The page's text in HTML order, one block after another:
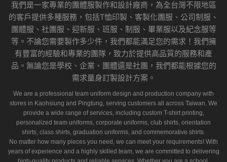
我們是一家專業的團體服製作和設計廠商，為全台灣不限地區
的客戶提供多種服務，包括T恤印製、客製化團服、公司制服、
團體服、社團服、迎新服、班服、制服、畢業服以及紀念服等
等。不論您需要製作多少件，我們都能滿足您的需求！我們擁
有豐富的經驗和專業的團隊，致力於提供高品質的服務和產
品。無論您是學校、企業、團體還是社團，我們都能根據您的
需求量身訂製設計方案。
We are a professional team uniform design and production company with
stores in Kaohsiung and Pingtung, serving customers all across Taiwan. We
provide a wide range of services, including custom T-shirt printing,
personalized team uniforms, corporate uniforms, club shirts, orientation
shirts, class shirts, graduation uniforms, and commemorative shirts.
No matter how many pieces you need, we can meet your requirements! With
years of experience and a highly skilled team, we are committed to delivering